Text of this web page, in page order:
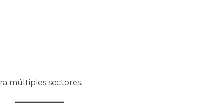
múltiples sectores.